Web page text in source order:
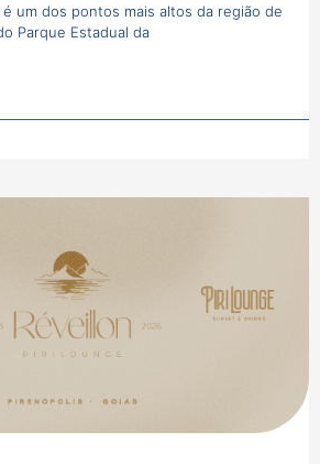
um dos pontos mais altos da região de
Parque Estadual da